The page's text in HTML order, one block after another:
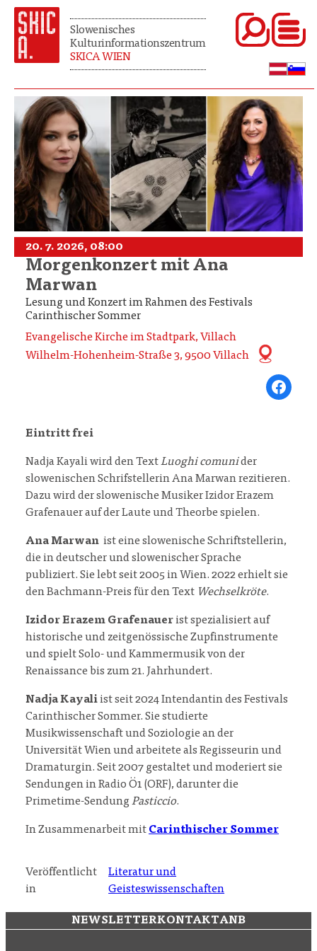
Slowenisches
Kulturinformationszentrum
SKICA WIEN
20. 7. 2026, 08:00
Morgenkonzert mit Ana
Marwan
Lesung und Konzert im Rahmen des Festivals
Carinthischer Sommer
Evangelische Kirche im Stadtpark, Villach
Wilhelm-Hohenheim-Straße 3, 9500 Villach
Share on
Eintritt frei
Nadja Kayali wird den TextLuoghi comunider
slowenischen Schrifstellerin Ana Marwan rezitieren.
Dazu wird der slowenische Musiker Izidor Erazem
Grafenauer auf der Laute und Theorbe spielen.
Ana Marwan ist eine slowenische Schriftstellerin,
die in deutscher und slowenischer Sprache
publiziert. Sie lebt seit 2005 in Wien. 2022 erhielt sie
den Bachmann-Preis für den Text Wechselkröte.
Izidor Erazem Grafenauerist spezialisiert auf
historische und zeitgenössische Zupfinstrumente
und spielt Solo- und Kammermusik von der
Renaissance bis zum 21. Jahrhundert.
Nadja Kayaliist seit 2024 Intendantin des Festivals
Carinthischer Sommer. Sie studierte
Musikwissenschaft und Soziologie an der
Universität Wien und arbeitete als Regisseurin und
Dramaturgin. Seit 2007 gestaltet und moderiert sie
Sendungen in Radio Ö1 (ORF), darunter die
Primetime-SendungPasticcio.
In Zusammenarbeit mit Carinthischer Sommer
Veröffentlicht
in
Literatur und
Geisteswissenschaften
NEWSLETTERKONTAKTANB